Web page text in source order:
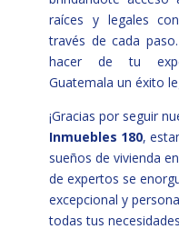
raíces y legales
través de cada
hacer de tu
Guatemala un éxito
¡Gracias por seguir
Inmuebles 180,
sueños de vivienda
de expertos se
excepcional y
todas tus